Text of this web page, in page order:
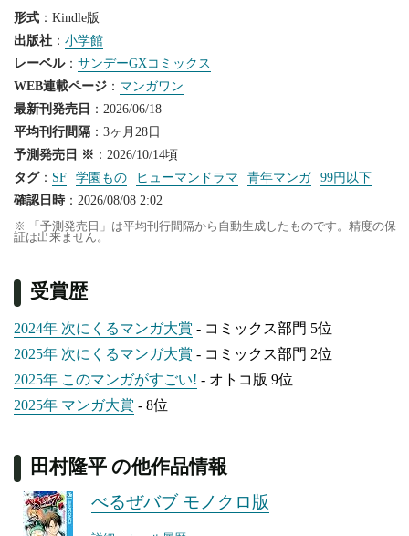
形式 ：Kindle版
出版社 ： 小学館
レーベル： サンデーGXコミックス
WEB連載ページ ： マンガワン
最新刊発売日 ：2026/06/18
平均刊行間隔 ：3ヶ月28日
予測発売日 ※ ：2026/10/14頃
タグ： SF 学園もの ヒューマンドラマ 青年マンガ
99円以下
確認日時：2026/08/08 2:02
※ 「予測発売日」は平均刊行間隔から自動生成したものです。精度の保
証は出来ません。
受賞歴
2024年 次にくるマンガ大賞 - コミックス部門 5位
2025年 次にくるマンガ大賞 - コミックス部門 2位
2025年 このマンガがすごい! - オトコ版 9位
2025年 マンガ大賞 - 8位
田村隆平 の他作品情報
べるぜバブ モノクロ版